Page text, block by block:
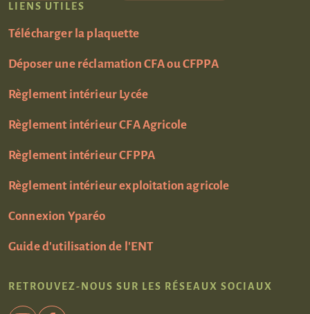
LIENS UTILES
Télécharger la plaquette
Déposer une réclamation CFA ou CFPPA
Règlement intérieur Lycée
Règlement intérieur CFA Agricole
Règlement intérieur CFPPA
Règlement intérieur exploitation agricole
Connexion Yparéo
Guide d'utilisation de l'ENT
RETROUVEZ-NOUS SUR LES RÉSEAUX SOCIAUX